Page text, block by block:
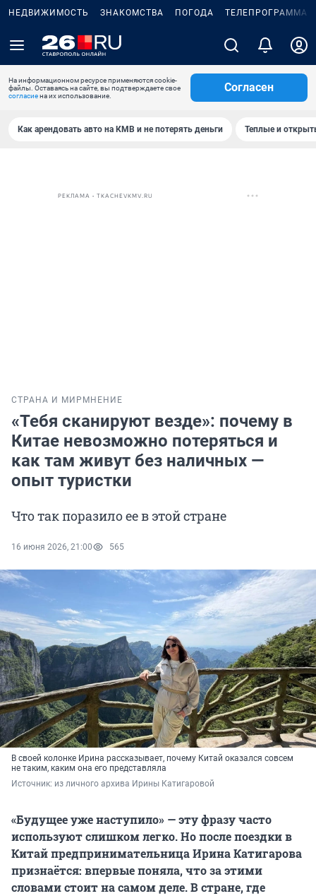
НЕДВИЖИМОСТЬ ЗНАКОМСТВА ПОГОДА ТЕЛЕПРОГРАММА
На информационном ресурсе применяются cookie-
файлы. Оставаясь на сайте, вы подтверждаете свое
согласиена их использование.
Согласен
Как арендовать авто на КМВ и не потерять деньги Теплые и
РЕКЛАМА • TKACHEVKMV.RU
СТРАНА И МИР МНЕНИЕ
«Тебя сканируют везде»: почему в
Китае невозможно потеряться и
как там живут без наличных —
опыт туристки
Что так поразило ее в этой стране
16 июня 2026, 21:00 565
В своей колонке Ирина рассказывает, почему Китай оказался совсем
не таким, каким она его представляла
Источник: из личного архива Ирины Катигаровой
«Будущее уже наступило» — эту фразу часто
используют слишком легко. Но после поездки в
Китай предпринимательница Ирина Катигарова
признаётся: впервые поняла, что за этими
словами стоит на самом деле. В стране, где